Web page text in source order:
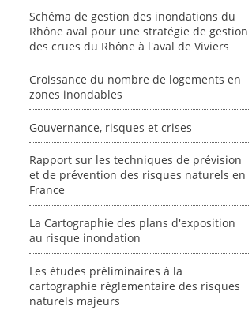
Schéma de gestion des inondations du
Rhône aval pour une stratégie de gestion
des crues du Rhône à l'aval de Viviers
Croissance du nombre de logements en
zones inondables
Gouvernance, risques et crises
Rapport sur les techniques de prévision
et de prévention des risques naturels en
France
La Cartographie des plans d'exposition
au risque inondation
Les études préliminaires à la
cartographie réglementaire des risques
naturels majeurs